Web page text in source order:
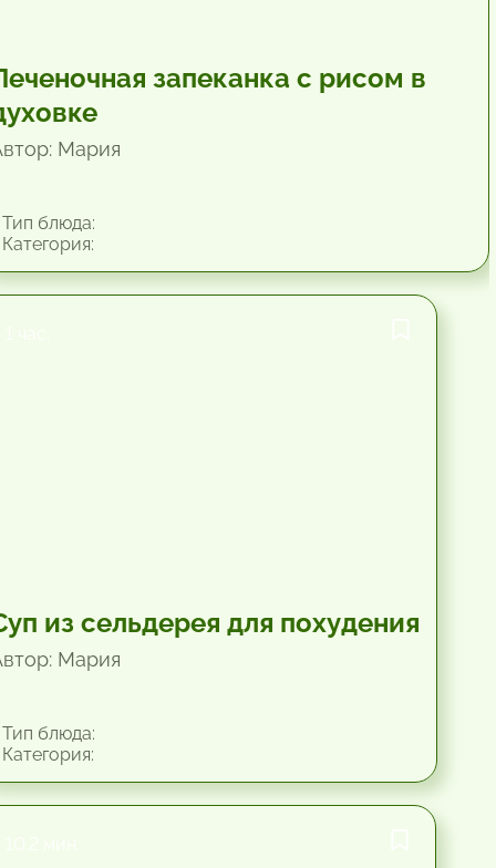
запеканка с рисом в
Мария
блюда:
из сельдерея для похудения
Мария
блюда: